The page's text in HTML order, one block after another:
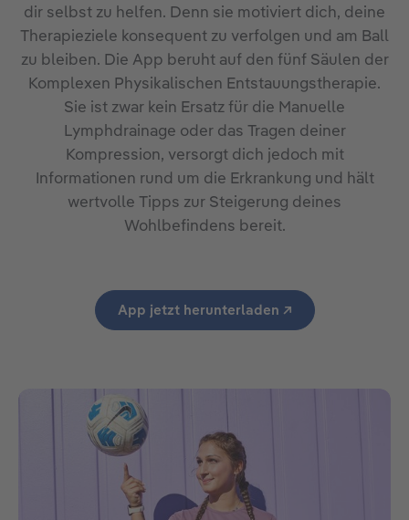
dir selbst zu helfen. Denn sie motiviert dich, deine
Therapieziele konsequent zu verfolgen und am Ball
zu bleiben. Die App beruht auf den fünf Säulen der
Komplexen Physikalischen Entstauungstherapie.
Sie ist zwar kein Ersatz für die Manuelle
Lymphdrainage oder das Tragen deiner
Kompression, versorgt dich jedoch mit
Informationen rund um die Erkrankung und hält
wertvolle Tipps zur Steigerung deines
Wohlbefindens bereit.
App jetzt herunterladen ↗